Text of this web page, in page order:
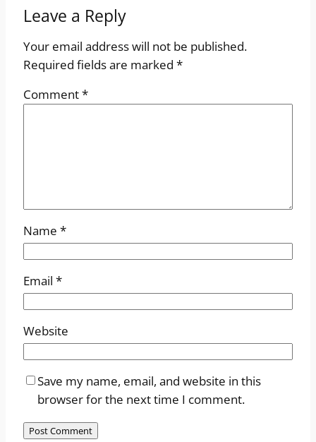
Leave a Reply
Your email address will not be published.
Required fields are marked *
Comment*
Name *
Email *
Website
Save my name, email, and website in this
browser for the next time I comment.